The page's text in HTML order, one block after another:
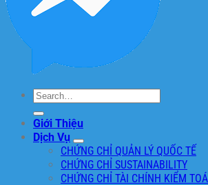
Search
Giới Thiệu
Dịch Vụ
CHỨNG CHỈ QUẢN LÝ QUỐC TẾ
CHỨNG CHỈ SUSTAINABILITY
CHỨNG CHỈ TÀI CHÍNH KIỂM